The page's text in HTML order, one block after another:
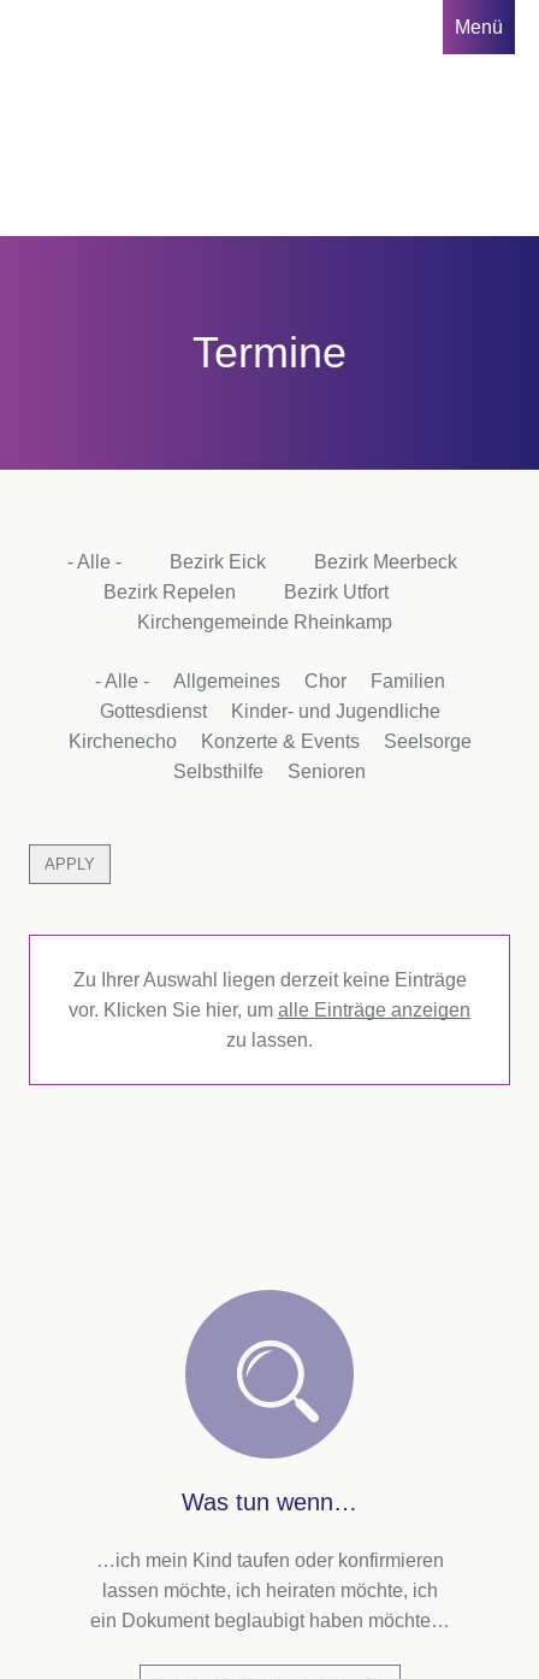
Menü
Termine
- Alle - Bezirk Eick
Bezirk Meerbeck
Bezirk Repelen
Bezirk Utfort
Kirchengemeinde Rheinkamp
- Alle - Allgemeines Chor
Familien
Gottesdienst
Kinder- und Jugendliche
Kirchenecho
Konzerte & Events
Seelsorge
Selbsthilfe
Senioren
Zu Ihrer Auswahl liegen derzeit keine Einträge
vor. Klicken Sie hier, um alle Einträge anzeigen
zu lassen.
Was tun wenn…
…ich mein Kind taufen oder konfirmieren
lassen möchte, ich heiraten möchte, ich
ein Dokument beglaubigt haben möchte…